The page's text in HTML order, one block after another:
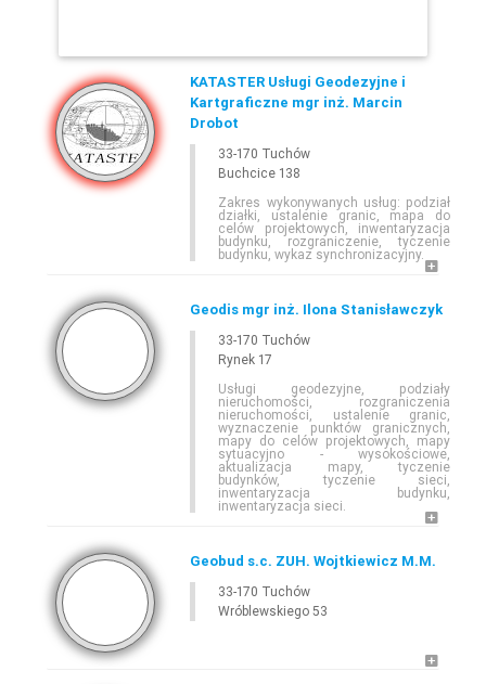
KATASTER Usługi Geodezyjne i
Kartgraficzne mgr inż. Marcin
Drobot
33-170 Tuchów
Buchcice 138
Zakres wykonywanych usług: podział
działki, ustalenie granic, mapa do
celów projektowych, inwentaryzacja
budynku, rozgraniczenie, tyczenie
budynku, wykaz synchronizacyjny.
Geodis mgr inż. Ilona Stanisławczyk
33-170 Tuchów
Rynek 17
Usługi geodezyjne, podziały
nieruchomości, rozgraniczenia
nieruchomości, ustalenie granic,
wyznaczenie punktów granicznych,
mapy do celów projektowych, mapy
sytuacyjno - wysokościowe,
aktualizacja mapy, tyczenie
budynków, tyczenie sieci,
inwentaryzacja budynku,
inwentaryzacja sieci.
Geobud s.c. ZUH. Wojtkiewicz M.M.
33-170 Tuchów
Wróblewskiego 53